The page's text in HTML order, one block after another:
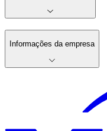
Informações da empresa